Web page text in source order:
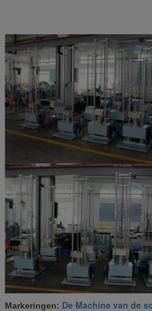
Markeringen: De Machine van de